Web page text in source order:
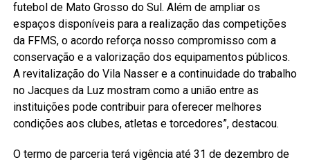
futebol de Mato Grosso do Sul. Além de ampliar os
espaços disponíveis para a realização das competições
da FFMS, o acordo reforça nosso compromisso com a
conservação e a valorização dos equipamentos públicos.
A revitalização do Vila Nasser e a continuidade do trabalho
no Jacques da Luz mostram como a união entre as
instituições pode contribuir para oferecer melhores
condições aos clubes, atletas e torcedores”, destacou.
O termo de parceria terá vigência até 31 de dezembro de